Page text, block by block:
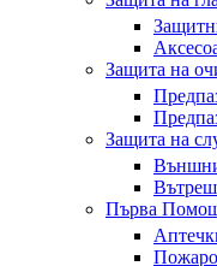
Защита на
Защита на
Първа